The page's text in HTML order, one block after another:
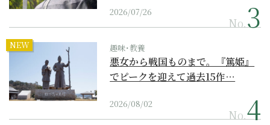
2026/07/26
No.
NEW 趣味･教養
悪女から戦国ものまで。『篤姫』
でピークを迎えて過去15作…
2026/08/02
No.